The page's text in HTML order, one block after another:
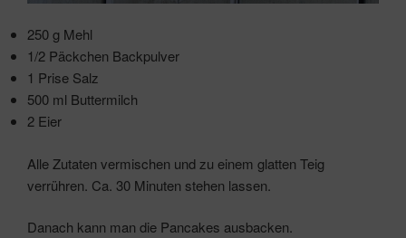
250 g Mehl
1/2 Päckchen Backpulver
1 Prise Salz
500 ml Buttermilch
2 Eier
Alle Zutaten vermischen und zu einem glatten Teig
verrühren. Ca. 30 Minuten stehen lassen.
Danach kann man die Pancakes ausbacken.